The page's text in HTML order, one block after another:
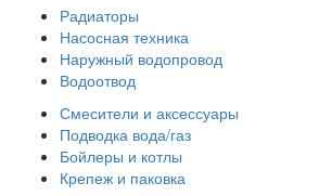
Радиаторы
Насосная техника
Наружный водопровод
Водоотвод
Смесители и аксессуары
Подводка вода/газ
Бойлеры и котлы
Крепеж и паковка